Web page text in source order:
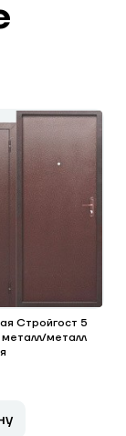
Стройгост 5
металл